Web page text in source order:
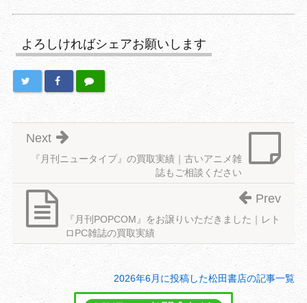
よろしければシェアお願いします
『月刊ニュータイプ』の買取実績｜古いアニメ雑
誌もご相談ください
Next
『月刊POPCOM』をお譲りいただきました｜レト
ロPC雑誌の買取実績
Prev
2026年6月に投稿した松田書店の記事一覧